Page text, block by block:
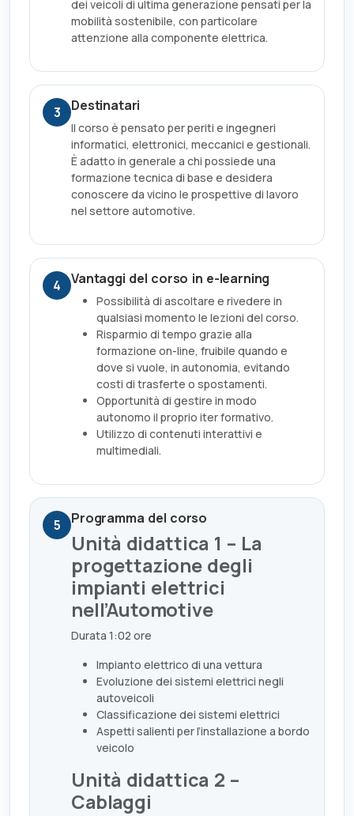
dei veicoli di ultima generazione pensati per la
mobilità sostenibile, con particolare
attenzione alla componente elettrica.
3 Destinatari
Il corso è pensato per periti e ingegneri
informatici, elettronici, meccanici e gestionali.
È adatto in generale a chi possiede una
formazione tecnica di base e desidera
conoscere da vicino le prospettive di lavoro
nel settore automotive.
4 Vantaggi del corso in e-learning
Possibilità di ascoltare e rivedere in
qualsiasi momento le lezioni del corso.
Risparmio di tempo grazie alla
formazione on-line, fruibile quando e
dove si vuole, in autonomia, evitando
costi di trasferte o spostamenti.
Opportunità di gestire in modo
autonomo il proprio iter formativo.
Utilizzo di contenuti interattivi e
multimediali.
5 Programma del corso
Unità didattica 1 – La
progettazione degli
impianti elettrici
nell’Automotive
Durata 1:02 ore
Impianto elettrico di una vettura
Evoluzione dei sistemi elettrici negli
autoveicoli
Classificazione dei sistemi elettrici
Aspetti salienti per l’installazione a bordo
veicolo
Unità didattica 2 –
Cablaggi